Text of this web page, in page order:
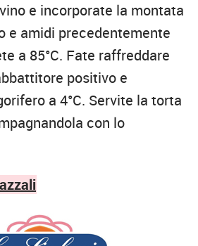
e incorporate la montata
e amidi precedentemente
a 85°C. Fate raffreddare
positivo e
a 4°C. Servite la torta
con lo